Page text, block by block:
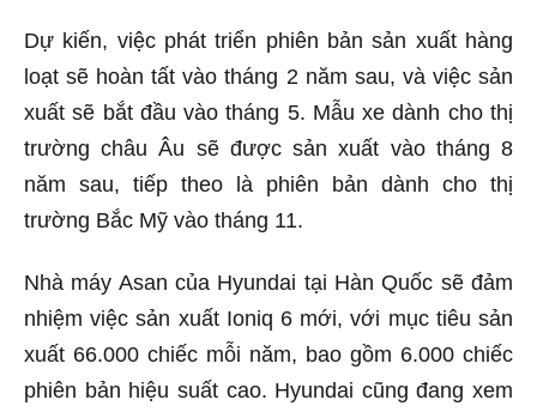
Dự kiến, việc phát triển phiên bản sản xuất hàng
loạt sẽ hoàn tất vào tháng 2 năm sau, và việc sản
xuất sẽ bắt đầu vào tháng 5. Mẫu xe dành cho thị
trường châu Âu sẽ được sản xuất vào tháng 8
năm sau, tiếp theo là phiên bản dành cho thị
trường Bắc Mỹ vào tháng 11.
Nhà máy Asan của Hyundai tại Hàn Quốc sẽ đảm
nhiệm việc sản xuất Ioniq 6 mới, với mục tiêu sản
xuất 66.000 chiếc mỗi năm, bao gồm 6.000 chiếc
phiên bản hiệu suất cao. Hyundai cũng đang xem